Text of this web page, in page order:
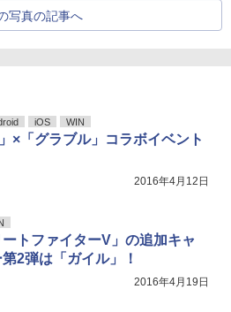
写真の記事へ
iOS WIN
」×「グラブル」コラボイベント
2016年4月12日
ートファイターV」の追加キャ
2弾は「ガイル」！
2016年4月19日